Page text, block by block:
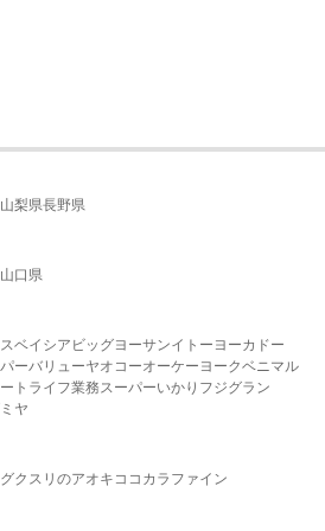
山梨県長野県
山口県
ベイシア ビッグヨーサンイトーヨーカドー
ーバリューヤオコーオーケー ヨークベニマル
ト ライフ業務スーパーいかり フジグラン
ヤ
クスリのアオキ ココカラファイン